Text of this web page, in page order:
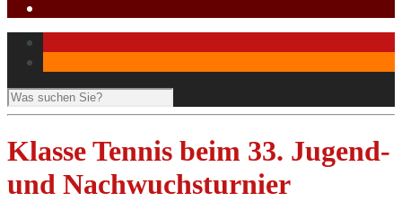
Klasse Tennis beim 33. Jugend-
und Nachwuchsturnier